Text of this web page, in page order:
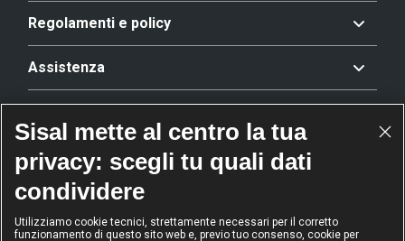
Regolamenti e policy
Assistenza
Riconoscimenti
Sisal mette al centro la tua
privacy: scegli tu quali dati
condividere
Utilizziamo cookie tecnici, strettamente necessari per il corretto
funzionamento di questo sito web e, previo tuo consenso, cookie per